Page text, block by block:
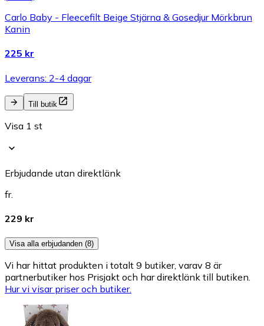
Carlo Baby - Fleecefilt Beige Stjärna & Gosedjur Mörkbrun
Kanin
225 kr
Leverans: 2-4 dagar
Till butik
Visa 1 st
Erbjudande utan direktlänk
fr.
229 kr
Visa alla erbjudanden (8)
Vi har hittat produkten i totalt 9 butiker, varav 8 är
partnerbutiker hos Prisjakt och har direktlänk till butiken.
Hur vi visar priser och butiker.